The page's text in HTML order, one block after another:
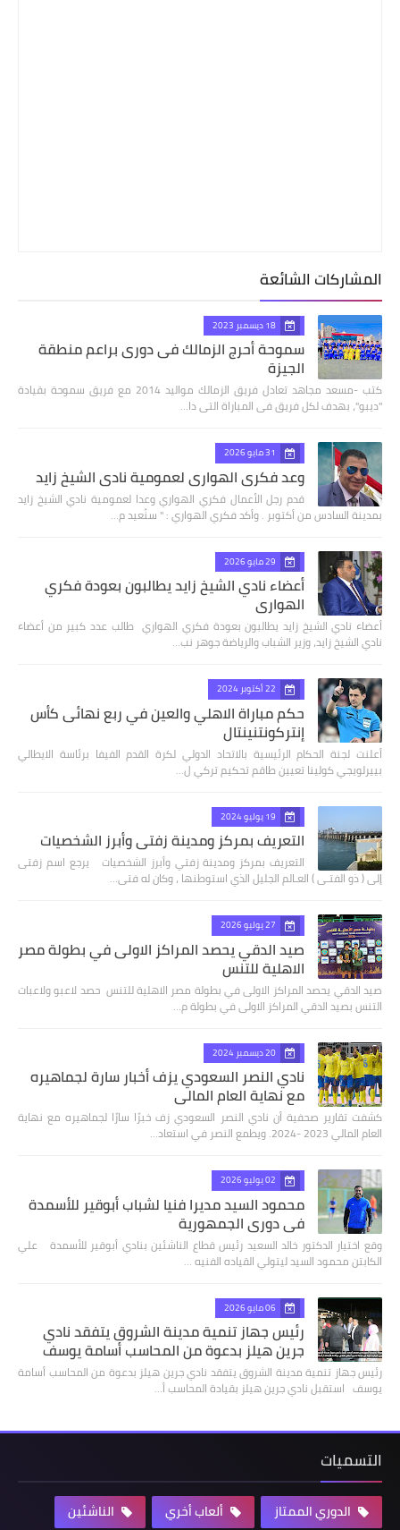
المشاركات الشائعة
18 ديسمبر 2023
سموحة أحرج الزمالك فى دورى براعم منطقة
الجيزة
كتب -مسعد مجاهد تعادل فريق الزمالك مواليد 2014 مع فريق سموحة بقيادة
"ديبو"، بهدف لكل فريق فى المباراة التى دا…
31 مايو 2026
وعد فكري الهواري لعمومية نادي الشيخ زايد
قدم رجل الأعمال فكري الهواري وعدا لعمومية نادي الشيخ زايد
بمدينة السادس من أكتوبر . وأكد فكري الهواري : " سنُعيد م…
29 مايو 2026
أعضاء نادي الشيخ زايد يطالبون بعودة فكري
الهواري
أعضاء نادي الشيخ زايد يطالبون بعودة فكري الهواري طالب عدد كبير من أعضاء
نادي الشيخ زايد، وزير الشباب والرياضة جوهر نب…
22 أكتوبر 2024
حكم مباراة الاهلي والعين في ربع نهائى كأس
إنتركونتنينتال
أعلنت لجنة الحكام الرئيسية بالاتحاد الدولي لكرة القدم الفيفا برئاسة الايطالي
بييرلويجي كولينا تعيين طاقم تحكيم تركي ل…
19 يوليو 2024
التعريف بمركز ومدينة زفتي وأبرز الشخصيات
التعريف بمركز ومدينة زفتي وأبرز الشخصيات يرجع اسم زفتى
إلى ( ذو الفتـى ) العـالم الجليل الذي استوطنها ، وكان له فتى…
27 يوليو 2026
صيد الدقي يحصد المراكز الاولى في بطولة مصر
الاهلية للتنس
صيد الدقي يحصد المراكز الاولى في بطولة مصر الاهلية للتنس حصد لاعبو ولاعبات
التنس بصيد الدقي المراكز الاولى في بطولة م…
20 ديسمبر 2024
نادي النصر السعودي يزف أخبار سارة لجماهيره
مع نهاية العام المالي
كشفت تقارير صحفية أن نادي النصر السعودي زف خبرًا سارًا لجماهيره مع نهاية
العام المالي 2023 -2024. ويطمع النصر في استعاد…
02 يوليو 2026
محمود السيد مديرا فنيا لشباب أبوقير للأسمدة
في دوري الجمهورية
وقع اختيار الدكتور خالد السعيد رئيس قطاع الناشئين بنادي أبوقير للأسمدة علي
الكابتن محمود السيد ليتولي القياده الفنيه …
06 مايو 2026
رئيس جهاز تنمية مدينة الشروق يتفقد نادي
جرين هيلز بدعوة من المحاسب أسامة يوسف
رئيس جهاز تنمية مدينة الشروق يتفقد نادي جرين هيلز بدعوة من المحاسب أسامة
يوسف استقبل نادي جرين هيلز بقيادة المحاسب أ…
التسميات
الدوري الممتاز ألعاب أخري الناشئين